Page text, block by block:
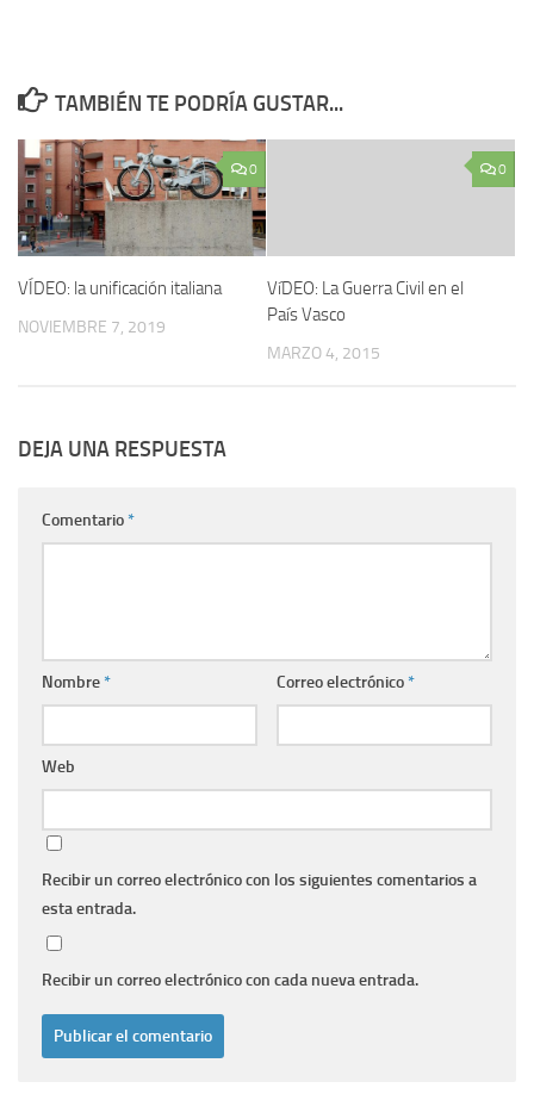
TAMBIÉN TE PODRÍA GUSTAR...
0
VÍDEO: la unificación italiana
NOVIEMBRE 7, 2019
0
VíDEO: La Guerra Civil en el
Paí­s Vasco
MARZO 4, 2015
DEJA UNA RESPUESTA
Comentario*
Nombre* Correo electrónico*
Web
Recibir un correo electrónico con los siguientes comentarios a
esta entrada.
Recibir un correo electrónico con cada nueva entrada.